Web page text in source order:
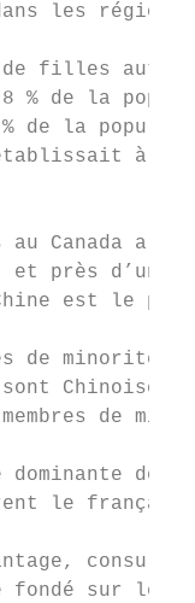
les
filles
% de la
de la
à
au Canada a
et près d’un
est le
de minorités
Chinoises
de
dominante des
le
fondé sur le